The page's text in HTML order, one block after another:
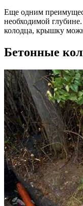
Еще одним
необходимой
колодца, крышку
Бетонные